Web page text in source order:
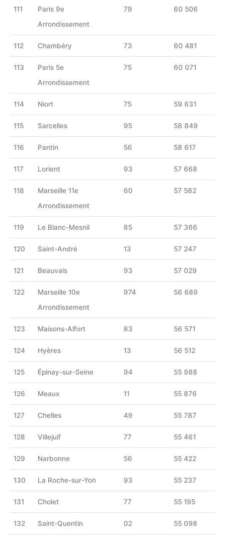
111
Paris 9e
Arrondissement
79 60 506
112 Chambéry 73 60 481
113
Paris 5e
Arrondissement
75 60 071
114 Niort 75 59 631
115 Sarcelles 95 58 849
116 Pantin 56 58 617
117 Lorient 93 57 668
118
Marseille 11e
Arrondissement
60 57 582
119 Le Blanc-Mesnil 85 57 366
120 Saint-André 13 57 247
121 Beauvais 93 57 029
122
Marseille 10e
Arrondissement
974 56 689
123 Maisons-Alfort 83 56 571
124 Hyères 13 56 512
125 Épinay-sur-Seine 94 55 988
126 Meaux 11 55 876
127 Chelles 49 55 787
128 Villejuif 77 55 461
129 Narbonne 56 55 422
130 La Roche-sur-Yon 93 55 237
131 Cholet 77 55 195
132 Saint-Quentin 02 55 098